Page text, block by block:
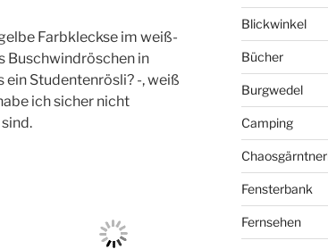
Farbkleckse im weiß-
Buschwindröschen in
ein Studentenrösli? -, weiß
ich sicher nicht
Blickwinkel
Bücher
Burgwedel
Camping
Fensterbank
Fernsehen